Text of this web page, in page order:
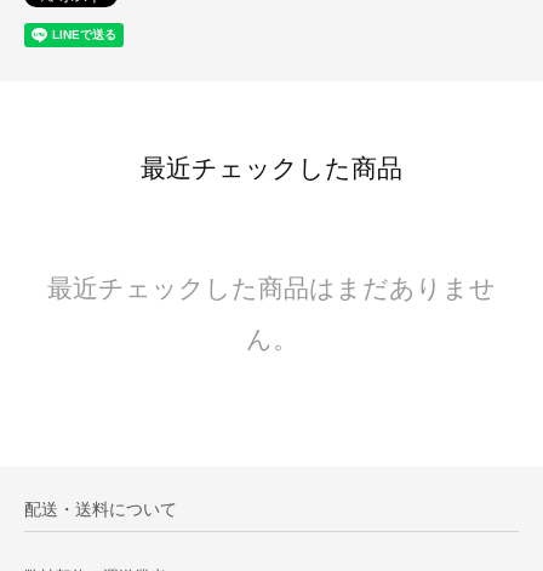
最近チェックした商品
最近チェックした商品はまだありませ
ん。
配送・送料について